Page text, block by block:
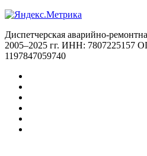
Диспетчерская аварийно-
2005–2025 гг. ИНН:
1197847059740